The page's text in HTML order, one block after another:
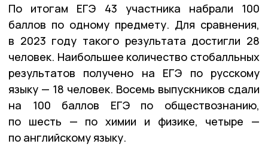
По итогам ЕГЭ 43 участника набрали 100
баллов по одному предмету. Для сравнения,
в 2023 году такого результата достигли 28
человек. Наибольшее количество стобалльных
результатов получено на ЕГЭ по русскому
языку — 18 человек. Восемь выпускников сдали
на 100 баллов ЕГЭ по обществознанию,
по шесть — по химии и физике, четыре —
по английскому языку.